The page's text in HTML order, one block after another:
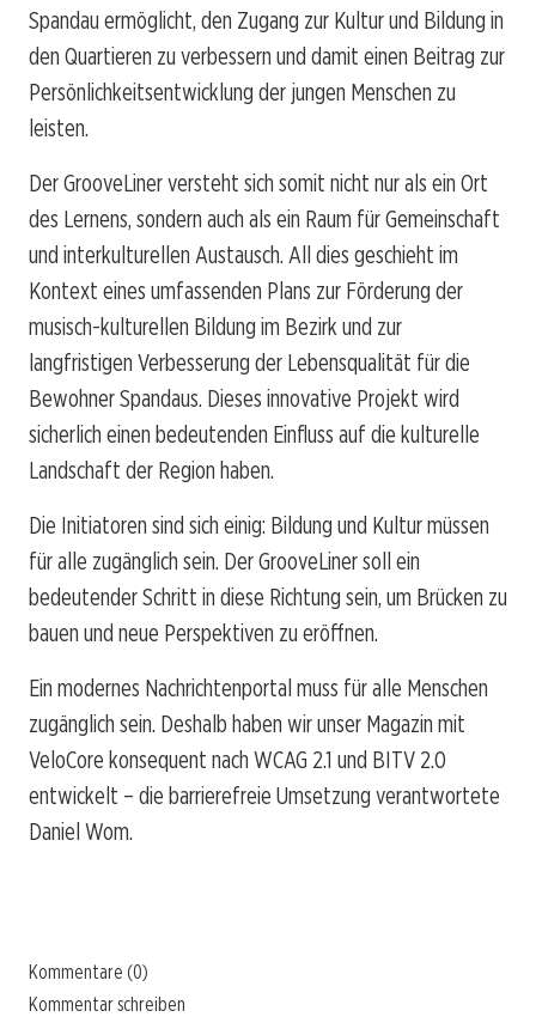
Spandau ermöglicht, den Zugang zur Kultur und Bildung in
den Quartieren zu verbessern und damit einen Beitrag zur
Persönlichkeitsentwicklung der jungen Menschen zu
leisten.
Der GrooveLiner versteht sich somit nicht nur als ein Ort
des Lernens, sondern auch als ein Raum für Gemeinschaft
und interkulturellen Austausch. All dies geschieht im
Kontext eines umfassenden Plans zur Förderung der
musisch-kulturellen Bildung im Bezirk und zur
langfristigen Verbesserung der Lebensqualität für die
Bewohner Spandaus. Dieses innovative Projekt wird
sicherlich einen bedeutenden Einfluss auf die kulturelle
Landschaft der Region haben.
Die Initiatoren sind sich einig: Bildung und Kultur müssen
für alle zugänglich sein. Der GrooveLiner soll ein
bedeutender Schritt in diese Richtung sein, um Brücken zu
bauen und neue Perspektiven zu eröffnen.
Ein modernes Nachrichtenportal muss für alle Menschen
zugänglich sein. Deshalb haben wir unser Magazin mit
VeloCore konsequent nach WCAG 2.1 und BITV 2.0
entwickelt – die barrierefreie Umsetzung verantwortete
Daniel Wom.
Kommentare (0)
Kommentar schreiben